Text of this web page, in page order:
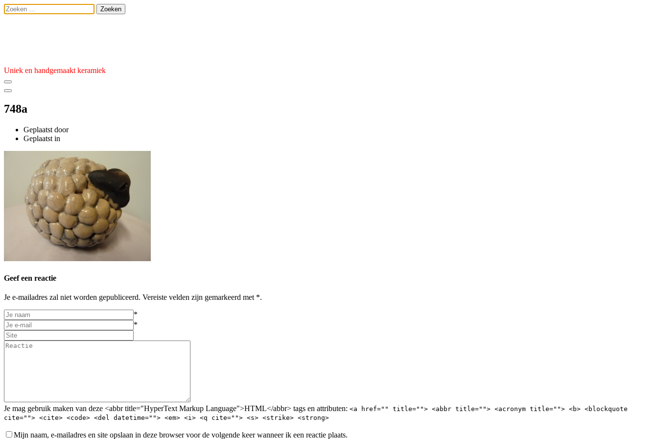
Ga
naar
Zoeken
naar:
Uniek en handgemaakt keramiek
748a
Geplaatst door
Geplaatst
januari
2023
Geplaatst in
Geef een reactie
Je e-mailadres zal niet worden gepubliceerd. Vereiste velden zijn gemarkeerd met *.
*
*
Je mag gebruik maken van deze <abbr title="HyperText Markup Language">HTML</abbr> tags en attributen: <a href="" title=""> <abbr title=""> <acronym title=""> <b> <blockquote
cite=""> <cite> <code> <del datetime=""> <em> <i> <q cite=""> <s> <strike> <strong>
Mijn naam, e-mailadres en site opslaan in deze browser voor de volgende keer wanneer ik een reactie plaats.